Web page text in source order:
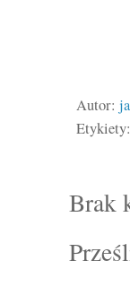
Autor:
Etykiety:
Brak